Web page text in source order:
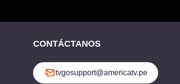
CONTÁCTANOS
tvgosupport@americatv.pe